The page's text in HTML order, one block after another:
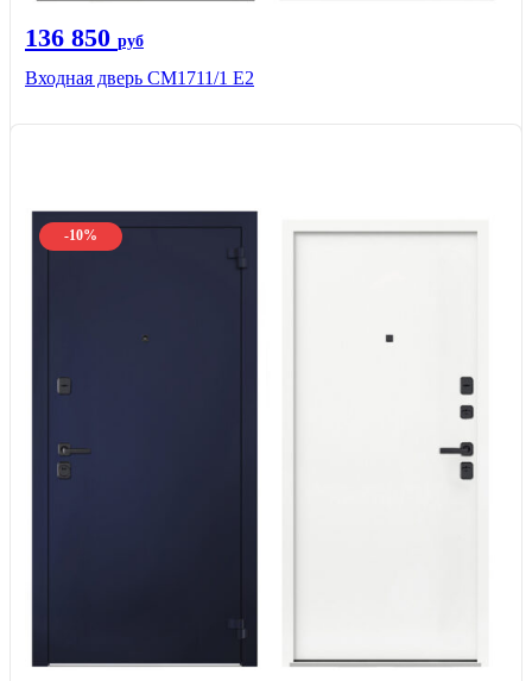
136 850 руб
Входная дверь CМ1711/1 Е2
-10%